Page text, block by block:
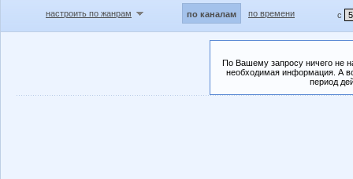
настроить по жанрам
по каналам по времени с
По Вашему запросу ничего не
необходимая информация. А
период